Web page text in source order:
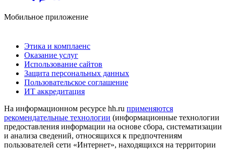
Мобильное приложение
Этика и комплаенс
Оказание услуг
Использование сайтов
Защита персональных данных
Пользовательское соглашение
ИТ аккредитация
На информационном ресурсе hh.ru применяются
рекомендательные технологии (информационные технологии
предоставления информации на основе сбора, систематизации
и анализа сведений, относящихся к предпочтениям
пользователей сети «Интернет», находящихся на территории